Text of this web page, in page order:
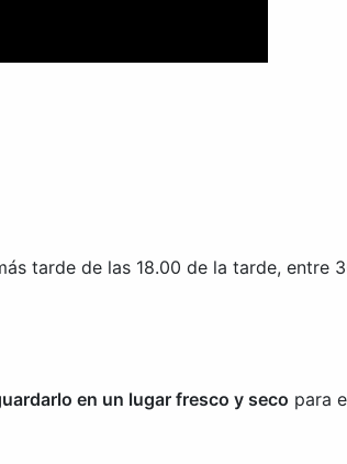
tarde de las 18.00 de la tarde, entre
en un lugar fresco y seco para